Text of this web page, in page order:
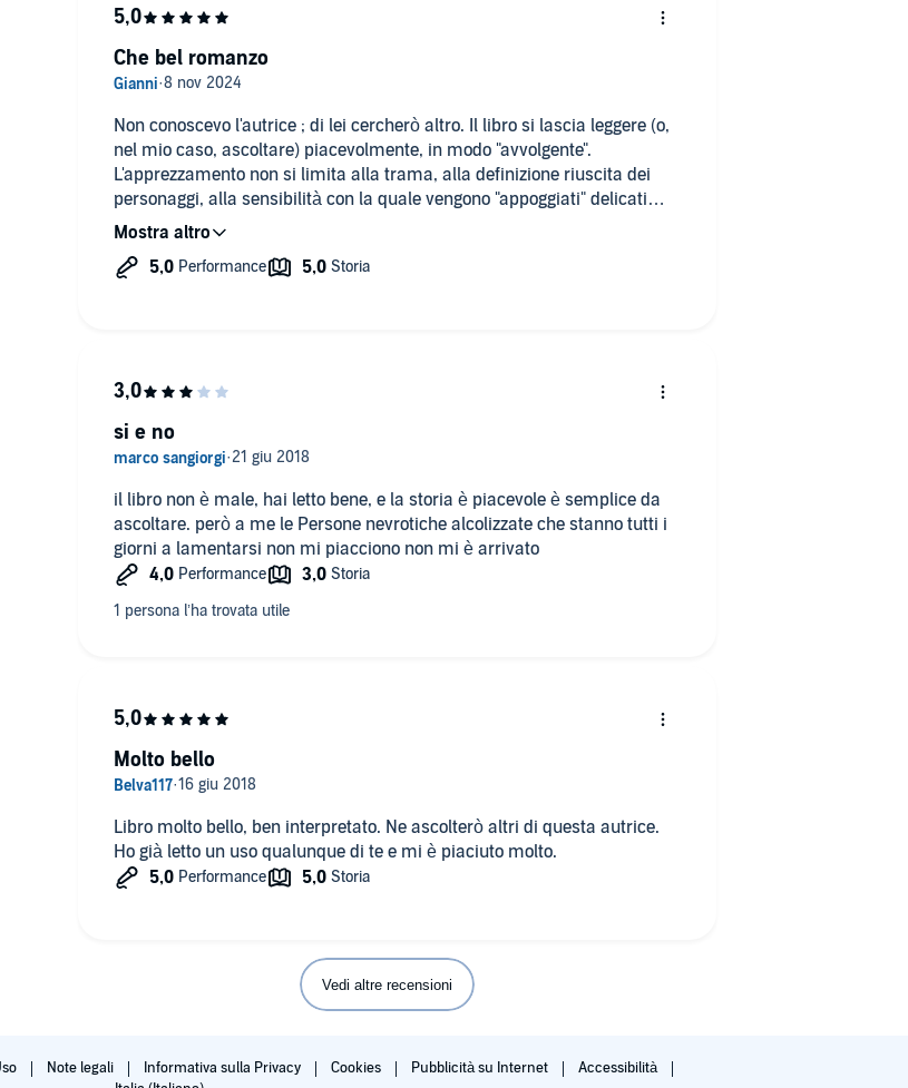
Non conoscevo l'autrice ; di lei cercherò altro. Il libro si lascia leggere (o,
nel mio caso, ascoltare) piacevolmente, in modo "avvolgente".
L'apprezzamento non si limita alla trama, alla definizione riuscita dei
personaggi, alla sensibilità con la quale vengono "appoggiati" delicati
temi quali l'omosessualità e la malattia ma si allarga scrittura che alla
Davvero una scoperta.
Che bel romanzo
il libro non è male, hai letto bene, e la storia è piacevole è semplice da
ascoltare. però a me le Persone nevrotiche alcolizzate che stanno tutti i
giorni a lamentarsi non mi piacciono non mi è arrivato
si e no
Libro molto bello, ben interpretato. Ne ascolterò altri di questa autrice.
Ho già letto un uso qualunque di te e mi è piaciuto molto.
Molto bello
Vedi altre recensioni
Note legali Informativa sulla Privacy Cookies Pubblicità su Internet
Accessibilità